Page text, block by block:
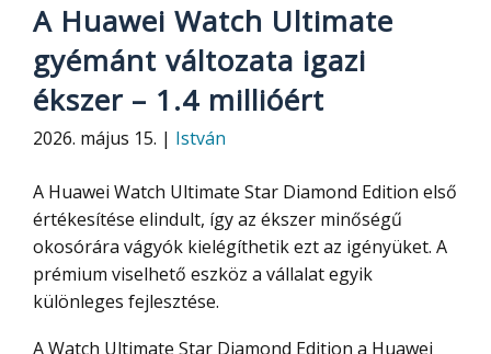
A Huawei Watch Ultimate
gyémánt változata igazi
ékszer – 1.4 millióért
2026. május 15. | István
A Huawei Watch Ultimate Star Diamond Edition első
értékesítése elindult, így az ékszer minőségű
okosórára vágyók kielégíthetik ezt az igényüket. A
prémium viselhető eszköz a vállalat egyik
különleges fejlesztése.
A Watch Ultimate Star Diamond Edition a Huawei